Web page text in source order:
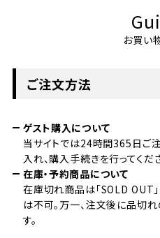
お買い
ご注文方法
ゲスト購入について
当サイトでは24時間365日ご
入れ、購入手続きを行ってくだ
在庫・予約商品について
在庫切れ商品は「SOLD OUT
は不可。万一、注文後に品切
す。